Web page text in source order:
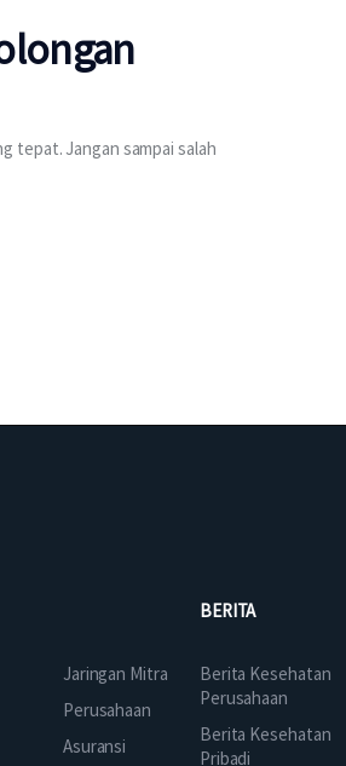
tepat. Jangan sampai salah
Jaringan Mitra
Perusahaan
Asuransi
BERITA
Berita Kesehatan
Perusahaan
Berita Kesehatan
Pribadi